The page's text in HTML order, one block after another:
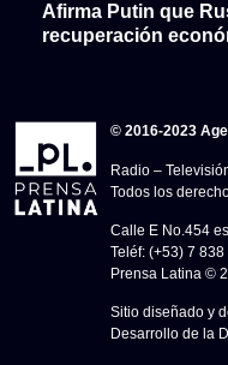
Afirma Putin que
recuperación
© 2016-2023
Radio –
Todos los
Calle E No.454
Teléf: (+53) 7
Prensa Latina ©
Sitio diseñado y
Desarrollo de la